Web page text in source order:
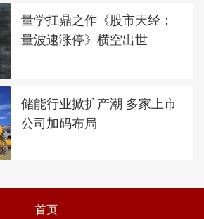
量学扛鼎之作《股市天经：
量波逮涨停》横空出世
储能行业掀扩产潮 多家上市
公司加码布局
首页